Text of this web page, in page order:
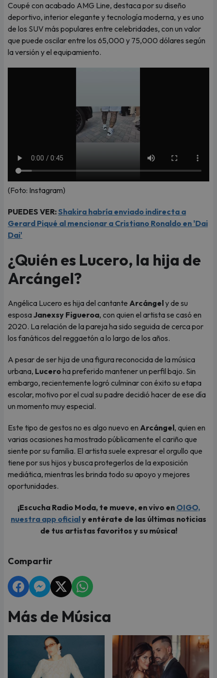
Coupé con acabado AMG Line, destaca por su diseño
deportivo, interior elegante y tecnología moderna, y es uno
de los SUV más populares entre celebridades, con un valor
que puede oscilar entre los 65,000 y 75,000 dólares según
la versión y el equipamiento.
(Foto: Instagram)
PUEDES VER:Shakira habría enviado indirecta a
Gerard Piqué al mencionar a Cristiano Ronaldo en 'Dai
Dai'
¿Quién es Lucero, la hija de
Arcángel?
Angélica Lucero es hija del cantante Arcángely de su
esposaJanexsy Figueroa, con quien el artista se casó en
2020. La relación de la pareja ha sido seguida de cerca por
los fanáticos del reggaetón a lo largo de los años.
A pesar de ser hija de una figura reconocida de la música
urbana, Luceroha preferido mantener un perfil bajo. Sin
embargo, recientemente logró culminar con éxito su etapa
escolar, motivo por el cual su padre decidió hacer de ese día
un momento muy especial.
Este tipo de gestos no es algo nuevo en Arcángel, quien en
varias ocasiones ha mostrado públicamente el cariño que
siente por su familia. El artista suele expresar el orgullo que
tiene por sus hijos y busca protegerlos de la exposición
mediática, mientras les brinda todo su apoyo y mejores
oportunidades.
¡Escucha Radio Moda, te mueve, en vivo en OIGO,
nuestra app oficialy entérate de las últimas noticias
de tus artistas favoritos y su música!
Compartir
Más de Música